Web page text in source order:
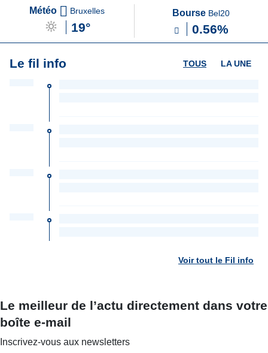
Météo Bruxelles
19°
Bourse Bel20
0.56%
Le fil info LA UNE
TOUS
Voir tout le Fil info
Le meilleur de l’actu directement dans votre
boîte e-mail
Inscrivez-vous aux newsletters